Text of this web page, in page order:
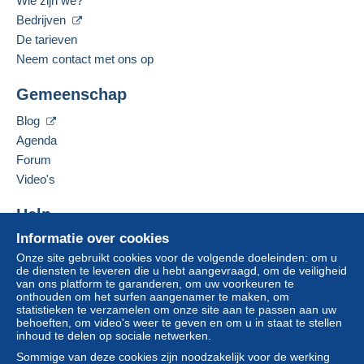
bankoverschrijving rechtstreeks aan de verkoper.
De koper gebruikt de middelen die Delcampe ter
Betalen".
Een betaling die niet is verricht met
wordt door de verkoper terugbetaald aan de koper.
Een onbetaalde aankoop kan gevolgen hebben
voor de rekening van de koper.
Als de verkoopvoorwaarden van de verkoper
betalingsvoorwaarden van de website van
Delcampe, zoals gedefinieerd in de
gebruiksvoorwaarden , zijn de enige die van
toepassing zijn.
Aankopen moeten worden betaald binnen14
dagenna ontvangst van de eindafrekening van de
Gesproken talen:
Spaans,
2
Deze verkoper toevoegen aan mijn favorieten
De items van deze verkoper verbergen
Informatie over cookies
Onze site gebruikt cookies voor de volgende doeleinden: om u
de diensten te leveren die u hebt aangevraagd, om de veiligheid
van ons platform te garanderen, om uw voorkeuren te
onthouden om het surfen aangenamer te maken, om
statistieken te verzamelen om onze site aan te passen aan uw
behoeften, om video's weer te geven en om u in staat te stellen
inhoud te delen op sociale netwerken.
Sommige van deze cookies zijn noodzakelijk voor de werking
Bedrijven
De tarieven
Neem contact met ons op
Gemeenschap
Blog
Agenda
Forum
Video's
Help
Hulpcentrum
Kopen op Delcampe
Verkopen op Delcampe
Een beveiligde website